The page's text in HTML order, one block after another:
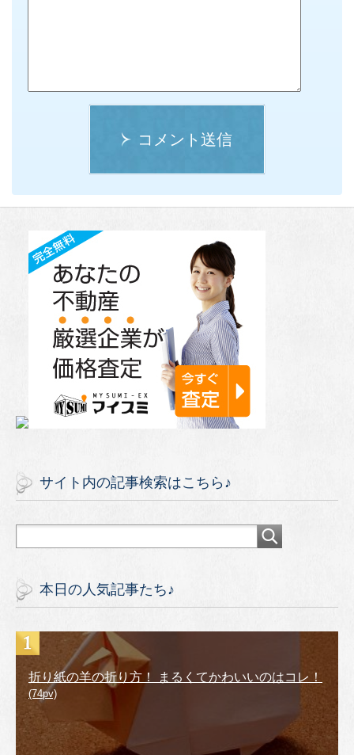
コメント送信
サイト内の記事検索はこちら♪
本日の人気記事たち♪
折り紙の羊の折り方！ まるくてかわいいのはコレ！
(74pv)